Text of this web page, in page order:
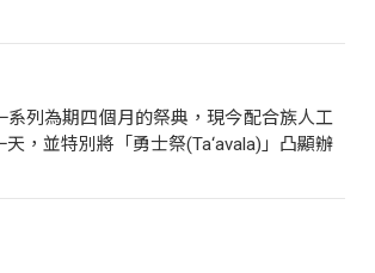
系列為期四個月的祭典，現今配合族人工
，並特別將「勇士祭(Ta‘avala)」凸顯辦